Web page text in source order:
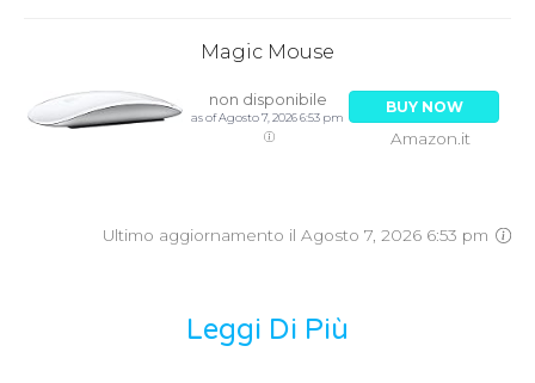
Magic Mouse
non disponibile
as of Agosto 7, 2026 6:53 pm
BUY NOW
Amazon.it
Ultimo aggiornamento il Agosto 7, 2026 6:53 pm
Leggi Di Più